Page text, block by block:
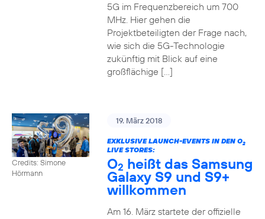
5G im Frequenzbereich um 700
MHz. Hier gehen die
Projektbeteiligten der Frage nach,
wie sich die 5G-Technologie
zukünftig mit Blick auf eine
großflächige […]
Credits: Simone
Hörmann
19. März 2018
EXKLUSIVE LAUNCH-EVENTS IN DEN O2
LIVE STORES:
O2 heißt das Samsung
Galaxy S9 und S9+
willkommen
Am 16. März startete der offizielle